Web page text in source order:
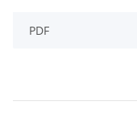
PDF